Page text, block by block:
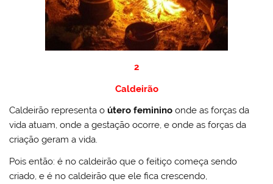
2
Caldeirão
Caldeirão representa oútero feminino onde as forças da
vida atuam, onde a gestação ocorre, e onde as forças da
criação geram a vida.
Pois então: é no caldeirão que o feitiço começa sendo
criado, e é no caldeirão que ele fica crescendo,